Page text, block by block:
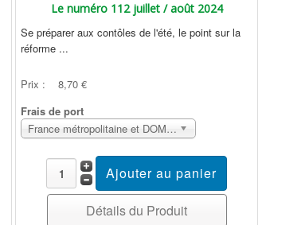
Le numéro 112 juillet / août 2024
Se préparer aux contôles de l'été, le point sur la
réforme ...
Prix :
8,70 €
Frais de port
France métropolitaine et DOM Sans surcoût
Détails du Produit